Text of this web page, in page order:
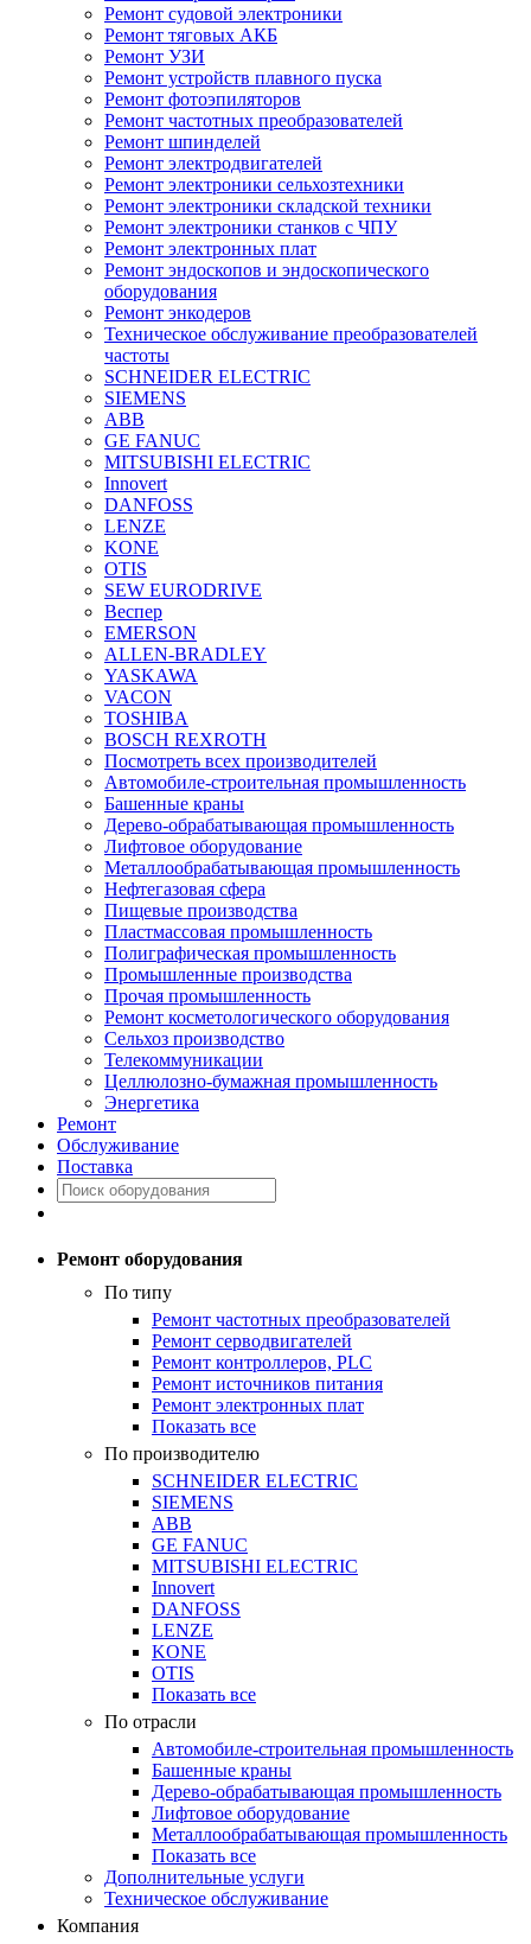
Ремонт судовой электроники
Ремонт тяговых АКБ
Ремонт УЗИ
Ремонт устройств плавного пуска
Ремонт фотоэпиляторов
Ремонт частотных преобразователей
Ремонт шпинделей
Ремонт электродвигателей
Ремонт электроники сельхозтехники
Ремонт электроники складской техники
Ремонт электроники станков с ЧПУ
Ремонт электронных плат
Ремонт эндоскопов и эндоскопического
оборудования
Ремонт энкодеров
Техническое обслуживание преобразователей
частоты
SCHNEIDER ELECTRIC
SIEMENS
ABB
GE FANUC
MITSUBISHI ELECTRIC
Innovert
DANFOSS
LENZE
KONE
OTIS
SEW EURODRIVE
Веспер
EMERSON
ALLEN-BRADLEY
YASKAWA
VACON
TOSHIBA
BOSCH REXROTH
Посмотреть всех производителей
Автомобиле-строительная промышленность
Башенные краны
Дерево-обрабатывающая промышленность
Лифтовое оборудование
Металлообрабатывающая промышленность
Нефтегазовая сфера
Пищевые производства
Пластмассовая промышленность
Полиграфическая промышленность
Промышленные производства
Прочая промышленность
Ремонт косметологического оборудования
Сельхоз производство
Телекоммуникации
Целлюлозно-бумажная промышленность
Энергетика
Ремонт
Обслуживание
Поставка
Ремонт оборудования
По типу
Ремонт частотных преобразователей
Ремонт серводвигателей
Ремонт контроллеров, PLC
Ремонт источников питания
Ремонт электронных плат
Показать все
По производителю
SCHNEIDER ELECTRIC
SIEMENS
ABB
GE FANUC
MITSUBISHI ELECTRIC
Innovert
DANFOSS
LENZE
KONE
OTIS
Показать все
По отрасли
Автомобиле-строительная промышленность
Башенные краны
Дерево-обрабатывающая промышленность
Лифтовое оборудование
Металлообрабатывающая промышленность
Показать все
Дополнительные услуги
Техническое обслуживание
Компания